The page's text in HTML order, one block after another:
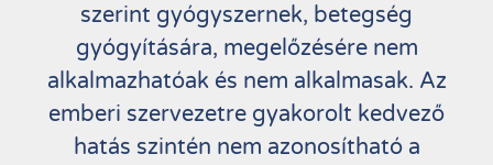
szerint gyógyszernek, betegség
gyógyítására, megelőzésére nem
alkalmazhatóak és nem alkalmasak. Az
emberi szervezetre gyakorolt kedvező
hatás szintén nem azonosítható a